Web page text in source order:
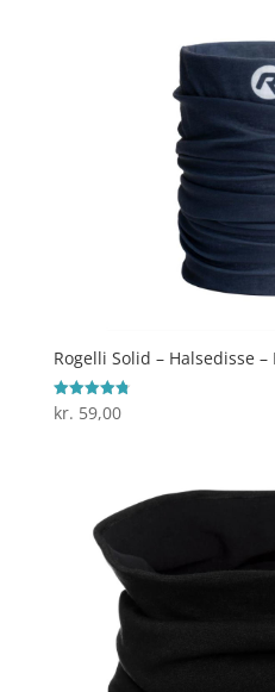
Rogelli Solid – Halsedisse –
Vurderet
4.8
kr. 59,00